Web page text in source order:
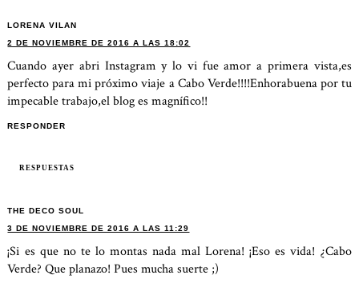
LORENA VILAN
2 DE NOVIEMBRE DE 2016 A LAS 18:02
Cuando ayer abri Instagram y lo vi fue amor a primera vista,es
perfecto para mi próximo viaje a Cabo Verde!!!!Enhorabuena por tu
impecable trabajo,el blog es magnífico!!
RESPONDER
RESPUESTAS
THE DECO SOUL
3 DE NOVIEMBRE DE 2016 A LAS 11:29
¡Si es que no te lo montas nada mal Lorena! ¡Eso es vida! ¿Cabo
Verde? Que planazo! Pues mucha suerte ;)